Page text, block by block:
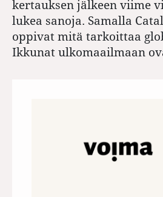
kertauksen jälkeen viime
lukea sanoja. Samalla
oppivat mitä tarkoittaa
Ikkunat ulkomaailmaan